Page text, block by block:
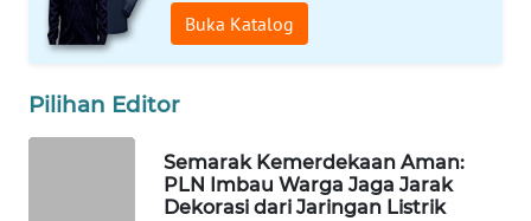
Buka Katalog
Pilihan Editor
Semarak Kemerdekaan Aman:
PLN Imbau Warga Jaga Jarak
Dekorasi dari Jaringan Listrik
WAHANANEWS
ID
WAHANANEWS
CO ID